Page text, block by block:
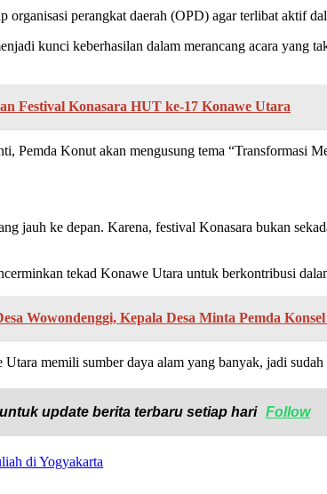
organisasi perangkat daerah (OPD) agar terlibat aktif
kunci keberhasilan dalam merancang acara yang
Festival Konasara HUT ke-17 Konawe Utara
Pemda Konut akan mengusung tema “Transformasi
jauh ke depan. Karena, festival Konasara bukan
tekad Konawe Utara untuk berkontribusi
Wowondenggi, Kepala Desa Minta Pemda
memili sumber daya alam yang banyak, jadi
update berita terbaru setiap hari Follow
di Yogyakarta